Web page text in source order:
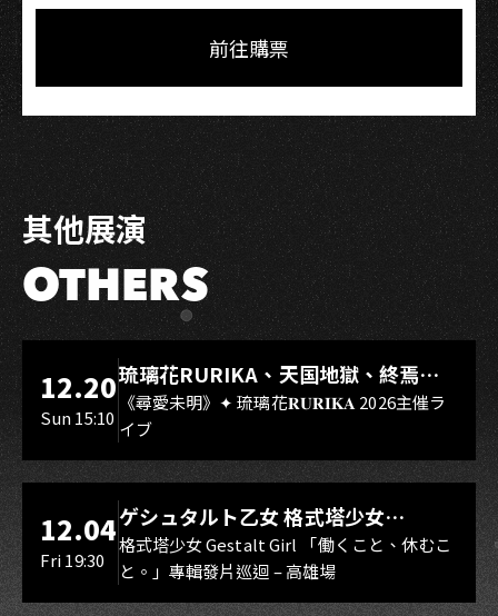
on
on
Link
前往購票
其他展演
OTHERS
LIVE WAREHOUSE 小庫
12.20
Sun 15:10
琉璃花RURIKA、天国地獄、終焉
Rebirth、DUALIA、無我夢中、花奏
スマイル（O.A.）
《尋愛未明》✦ 琉璃花𝐑𝐔𝐑𝐈𝐊𝐀 2026主催ラ
イブ
LIVE WAREHOUSE 小庫
12.04
Fri 19:30
ゲシュタルト乙女 格式塔少女
Gestalt Girl
格式塔少女 Gestalt Girl 「働くこと、休むこ
と。」專輯發片巡迴 – 高雄場